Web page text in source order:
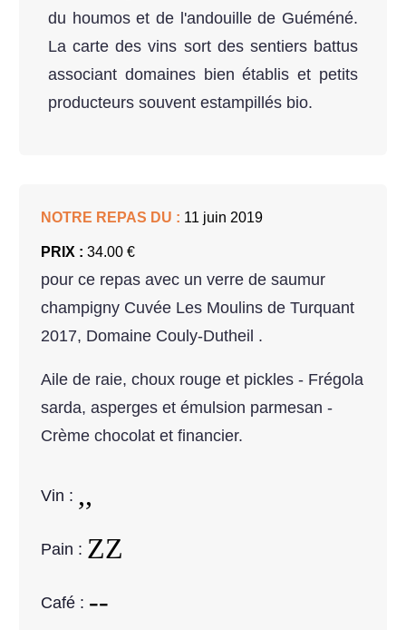
du houmos et de l'andouille de Guéméné.
La carte des vins sort des sentiers battus
associant domaines bien établis et petits
producteurs souvent estampillés bio.
NOTRE REPAS DU : 11 juin 2019
PRIX : 34.00 €
pour ce repas avec un verre de saumur
champigny Cuvée Les Moulins de Turquant
2017, Domaine Couly-Dutheil .
Aile de raie, choux rouge et pickles - Frégola
sarda, asperges et émulsion parmesan -
Crème chocolat et financier.
Vin :
Pain :
Café :